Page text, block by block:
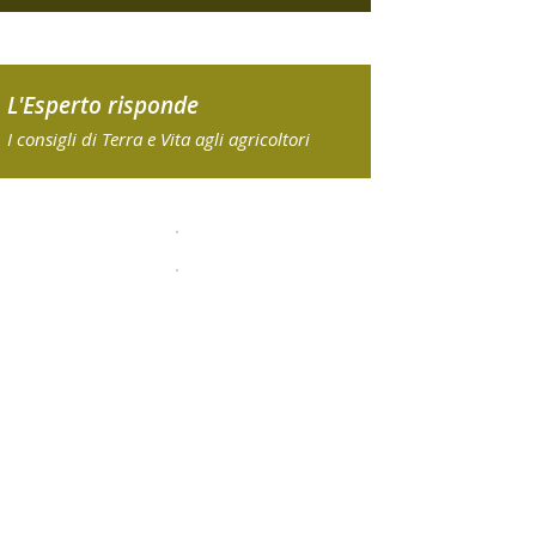
L'Esperto risponde
I consigli di Terra e Vita agli agricoltori